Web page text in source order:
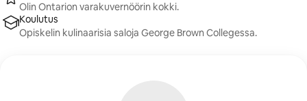
Olin Ontarion varakuvernöörin kokki.
Koulutus
Opiskelin kulinaarisia saloja George Brown Collegessa.